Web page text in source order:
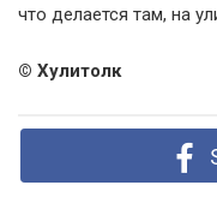
что делается там, на
© Хулитолк